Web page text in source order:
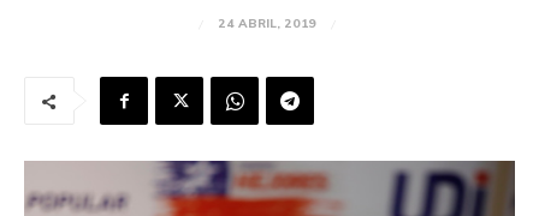
24 ABRIL, 2019